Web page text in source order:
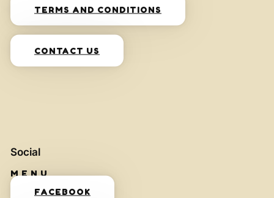
TERMS AND CONDITIONS
CONTACT US
Social
FACEBOOK